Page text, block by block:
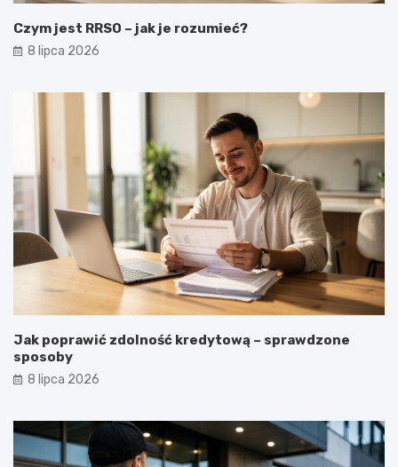
Czym jest RRSO – jak je rozumieć?
8 lipca 2026
Jak poprawić zdolność kredytową – sprawdzone
sposoby
8 lipca 2026